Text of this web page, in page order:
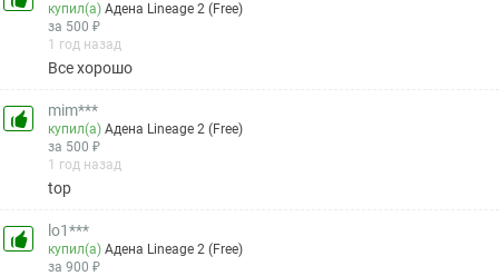
купил(а)Адена Lineage 2 (Free)
за 500 ₽
1 год назад
Все хорошо
mim***
купил(а)Адена Lineage 2 (Free)
за 500 ₽
1 год назад
top
lo1***
купил(а)Адена Lineage 2 (Free)
за 900 ₽